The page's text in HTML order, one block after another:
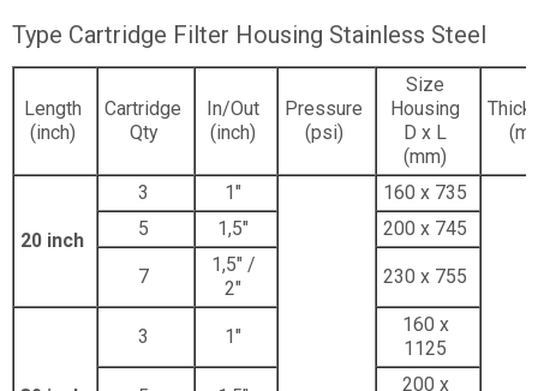
Type Cartridge Filter Housing Stainless Steel
Length
(inch)
Cartridge
Qty
In/Out
(inch)
Pressure
(psi)
Size
Housing
D x L
(mm)
20 inch
3 1" 160 x 735
5 1,5" 200 x 745
7
1,5" /
2"
230 x 755
3 1"
160 x
1125
200 x